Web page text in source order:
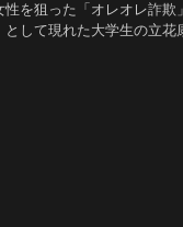
を狙った「オレオレ詐欺
として現れた大学生の立